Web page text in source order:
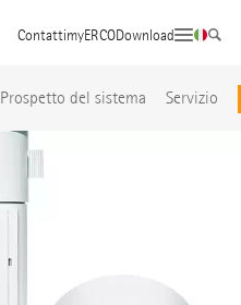
ContattimyERCODownload
Prospetto del sistema Servizio